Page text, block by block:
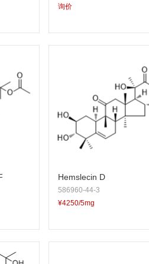
询价
Hemslecin D
586960-44-3
¥4250/5mg